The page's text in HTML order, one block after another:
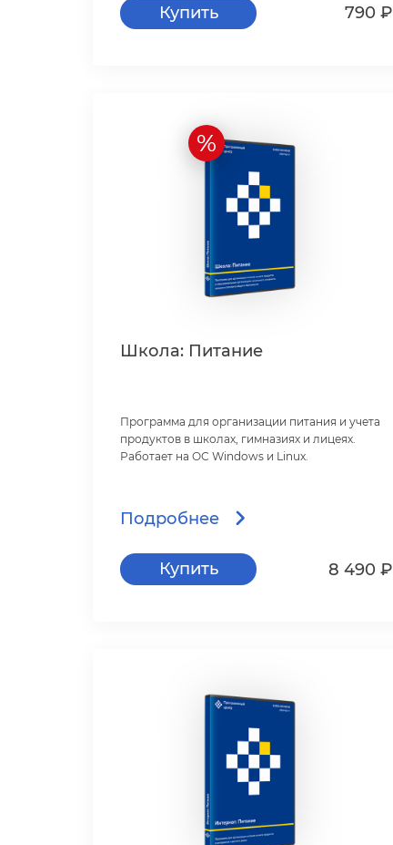
Купить 790 ₽
%
Школа: Питание
Программа для организации питания и учета
продуктов в школах, гимназиях и лицеях.
Работает на ОС Windows и Linux.
Подробнее
Купить 8 490 ₽